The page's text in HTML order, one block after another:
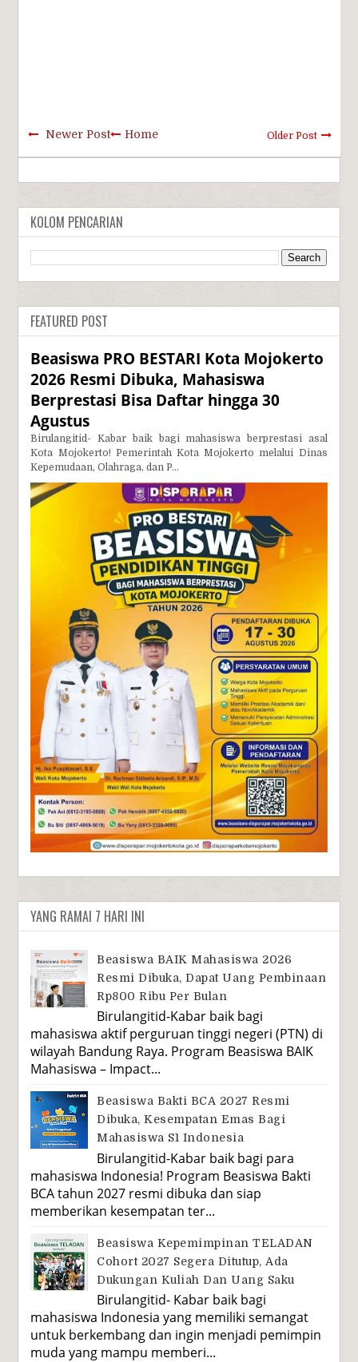
Newer Post Older Post
Home
KOLOM PENCARIAN
FEATURED POST
Beasiswa PRO BESTARI Kota Mojokerto
2026 Resmi Dibuka, Mahasiswa
Berprestasi Bisa Daftar hingga 30
Agustus
Birulangitid- Kabar baik bagi mahasiswa berprestasi asal
Kota Mojokerto! Pemerintah Kota Mojokerto melalui Dinas
Kepemudaan, Olahraga, dan P...
YANG RAMAI 7 HARI INI
Beasiswa BAIK Mahasiswa 2026
Resmi Dibuka, Dapat Uang Pembinaan
Rp800 Ribu Per Bulan
Birulangitid-Kabar baik bagi
mahasiswa aktif perguruan tinggi negeri (PTN) di
wilayah Bandung Raya. Program Beasiswa BAIK
Mahasiswa – Impact...
Beasiswa Bakti BCA 2027 Resmi
Dibuka, Kesempatan Emas Bagi
Mahasiswa S1 Indonesia
Birulangitid-Kabar baik bagi para
mahasiswa Indonesia! Program Beasiswa Bakti
BCA tahun 2027 resmi dibuka dan siap
memberikan kesempatan ter...
Beasiswa Kepemimpinan TELADAN
Cohort 2027 Segera Ditutup, Ada
Dukungan Kuliah Dan Uang Saku
Birulangitid- Kabar baik bagi
mahasiswa Indonesia yang memiliki semangat
untuk berkembang dan ingin menjadi pemimpin
muda yang mampu memberi...